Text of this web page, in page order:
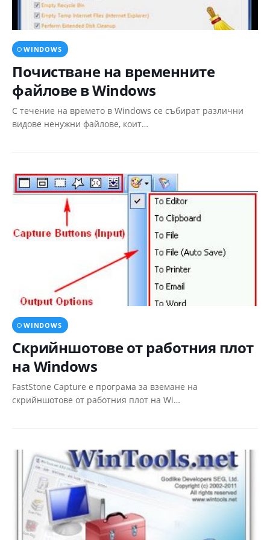
WINDOWS
Почистване на временните
файлове в Windows
С течение на времето в Windows се събират различни
видове ненужни файлове, коит…
WINDOWS
Скрийншотове от работния плот
на Windows
FastStone Capture e програма за вземане на
скрийншотове от работния плот на Wi…